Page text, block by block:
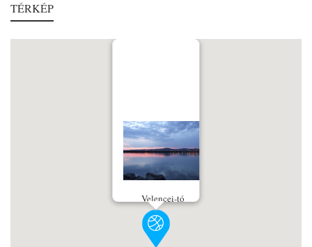
TÉRKÉP
Velencei-tó